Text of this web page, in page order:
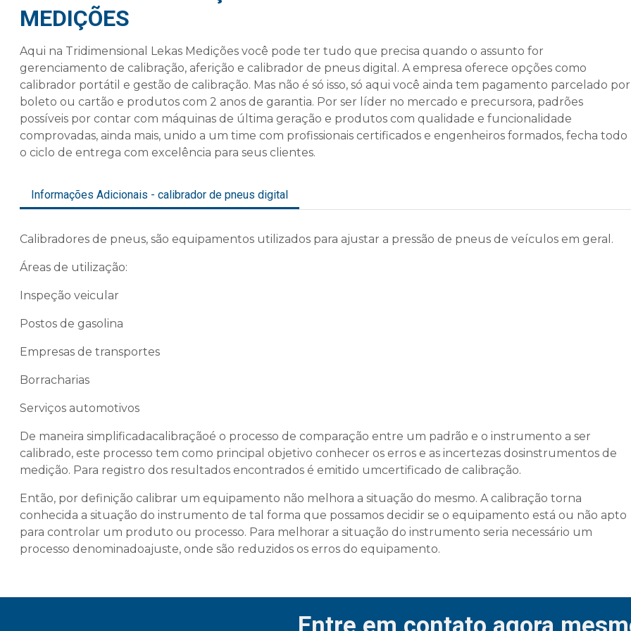
MEDIÇÕES
Aqui na Tridimensional Lekas Medições você pode ter tudo que precisa quando o assunto for
gerenciamento de calibração, aferição e calibrador de pneus digital . A empresa oferece opções como
calibrador portátil e gestão de calibração. Mas não é só isso, só aqui você ainda tem pagamento parcelado por
boleto ou cartão e produtos com 2 anos de garantia. Por ser líder no mercado e precursora, padrões
possíveis por contar com máquinas de última geração e produtos com qualidade e funcionalidade
comprovadas, ainda mais, unido a um time com profissionais certificados e engenheiros formados, fecha todo
o ciclo de entrega com excelência para seus clientes.
Informações Adicionais - calibrador de pneus digital
Calibradores de pneus, são equipamentos utilizados para ajustar a pressão de pneus de veículos em geral.
Áreas de utilização:
Inspeção veicular
Postos de gasolina
Empresas de transportes
Borracharias
Serviços automotivos
De maneira simplificadacalibraçãoé o processo de comparação entre um padrão e o instrumento a ser
calibrado, este processo tem como principal objetivo conhecer os erros e as incertezas dosinstrumentos de
medição. Para registro dos resultados encontrados é emitido umcertificado de calibração.
Então, por definição calibrar um equipamento não melhora a situação do mesmo. A calibração torna
conhecida a situação do instrumento de tal forma que possamos decidir se o equipamento está ou não apto
para controlar um produto ou processo. Para melhorar a situação do instrumento seria necessário um
processo denominadoajuste, onde são reduzidos os erros do equipamento.
Entre em contato agora